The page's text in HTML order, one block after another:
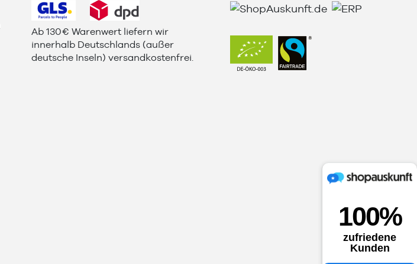
Ab 130€ Warenwert liefern wir
innerhalb Deutschlands (außer
deutsche Inseln) versandkostenfrei.